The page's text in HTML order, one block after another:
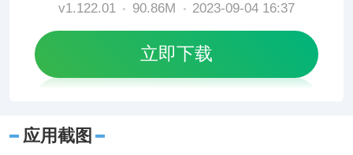
v1.122.01 90.86M 2023-09-04 16:37
立即下载
应用截图